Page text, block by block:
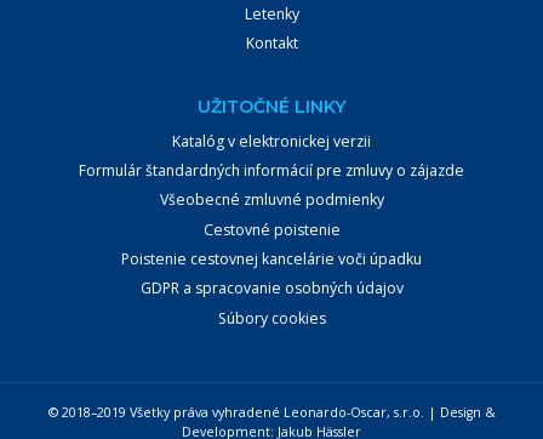
Letenky
Kontakt
UŽITOČNÉ LINKY
Katalóg v elektronickej verzii
Formulár štandardných informácií pre zmluvy o zájazde
Všeobecné zmluvné podmienky
Cestovné poistenie
Poistenie cestovnej kancelárie voči úpadku
GDPR a spracovanie osobných údajov
Súbory cookies
© 2018–2019 Všetky práva vyhradené Leonardo-Oscar, s.r.o. | Design &
Development: Jakub Hässler